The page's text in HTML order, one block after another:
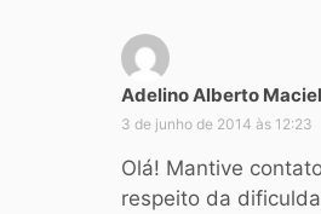
Adelino Alberto Maciel
3 de junho de 2014 às 12:23
Olá! Mantive
respeito da